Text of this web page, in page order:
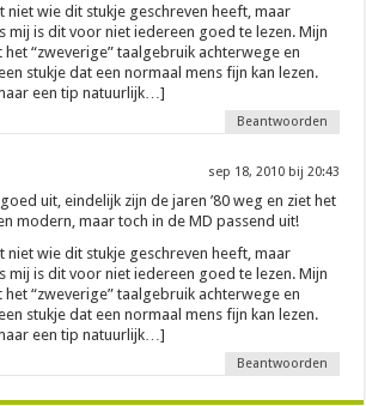
niet wie dit stukje geschreven heeft, maar
mij is dit voor niet iedereen goed te lezen. Mijn
het “zweverige” taalgebruik achterwege en
stukje dat een normaal mens fijn kan lezen.
een tip natuurlijk…]
Beantwoorden
sep 18, 2010 bij 20:43
uit, eindelijk zijn de jaren ’80 weg en ziet het
modern, maar toch in de MD passend uit!
niet wie dit stukje geschreven heeft, maar
mij is dit voor niet iedereen goed te lezen. Mijn
het “zweverige” taalgebruik achterwege en
stukje dat een normaal mens fijn kan lezen.
een tip natuurlijk…]
Beantwoorden